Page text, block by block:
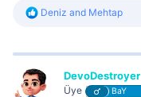
R
c
i
o
Deniz and Mehtap
DevoDestroyer
Üye BaY